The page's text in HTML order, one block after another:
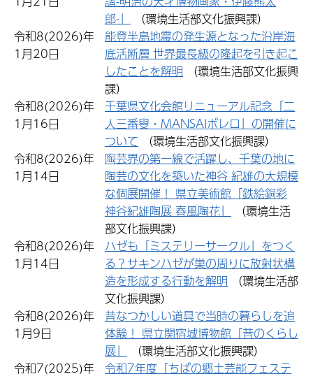
郎-」
（環境生活部文化振興課）
令和8(2026)年
1月20日
能登半島地震の発生源となった沿岸海
底活断層 世界最長級の隆起を引き起こ
したことを解明
課）
令和8(2026)年
1月16日
千葉県文化会館リニューアル記念「二
人三番叟・MANSAIボレロ」の開催に
ついて
（環境生活部文化振興課）
令和8(2026)年
1月14日
陶芸界の第一線で活躍し、千葉の地に
陶芸の文化を築いた神谷 紀雄の大規模
な個展開催！ 県立美術館「鉄絵銅彩
神谷紀雄陶展 春風陶花」
部文化振興課）
令和8(2026)年
1月14日
ハゼも「ミステリーサークル」をつく
る？サキンハゼが巣の周りに放射状構
造を形成する行動を解明
文化振興課）
令和8(2026)年
1月9日
昔なつかしい道具で当時の暮らしを追
体験！ 県立関宿城博物館「昔のくらし
展」
（環境生活部文化振興課）
令和7(2025)年 令和7年度「ちばの郷土芸能フェステ